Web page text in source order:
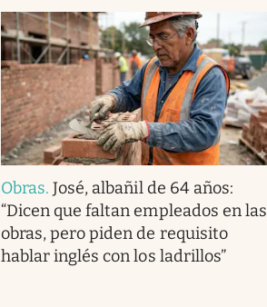
Obras.José, albañil de 64 años:
“Dicen que faltan empleados en las
obras, pero piden de requisito
hablar inglés con los ladrillos”